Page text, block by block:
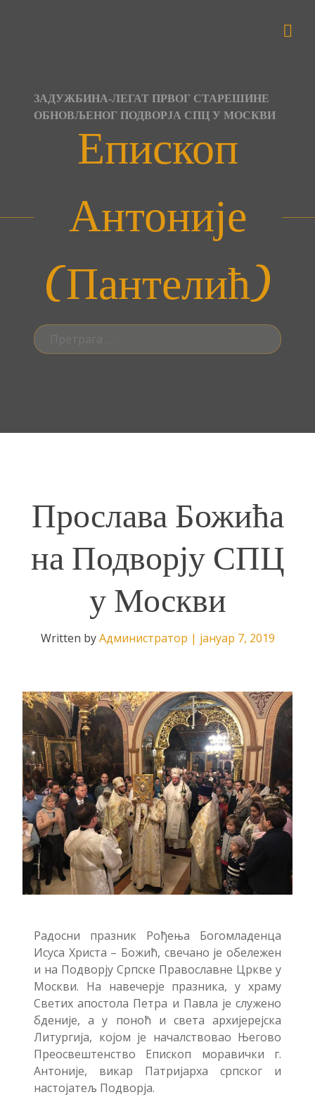
ЗАДУЖБИНА-ЛЕГАТ ПРВОГ СТАРЕШИНЕ
ОБНОВЉЕНОГ ПОДВОРЈА СПЦ У МОСКВИ
Епископ
Антоније
(Пантелић)
Претрага
за:
Прослава Божића
на Подворју СПЦ
у Москви
Written byАдминистратор | јануар 7, 2019
Радосни празник Рођења Богомладенца
Исуса Христа – Божић, свечано је обележен
и на Подворју Српске Православне Цркве у
Москви. На навечерје празника, у храму
Светих апостола Петра и Павла је служено
бденије, а у поноћ и света архијерејска
Литургија, којом је началствовао Његово
Преосвештенство Епископ моравички г.
Антоније, викар Патријарха српског и
настојатељ Подворја.